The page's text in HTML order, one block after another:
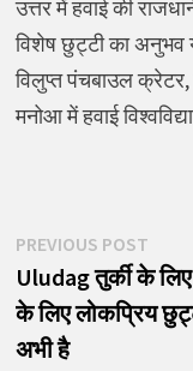
उत्तर में हवाई की
विशेष छुट्टी का अनुभव
विलुप्त पंचबाउल क्रेटर,
मनोआ में हवाई
पोस्ट
नेविगेशन
PREVIOUS POST
post:
Uludag तुर्की के
के लिए लोकप्रिय
अभी है